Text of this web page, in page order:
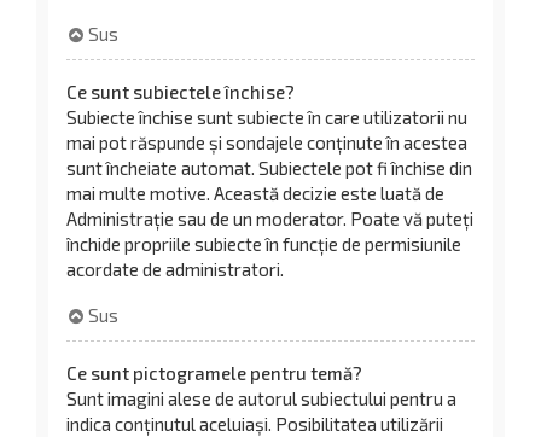
Sus
Ce sunt subiectele închise?
Subiecte închise sunt subiecte în care utilizatorii nu
mai pot răspunde și sondajele conținute în acestea
sunt încheiate automat. Subiectele pot fi închise din
mai multe motive. Această decizie este luată de
Administrație sau de un moderator. Poate vă puteți
închide propriile subiecte în funcție de permisiunile
acordate de administratori.
Sus
Ce sunt pictogramele pentru temă?
Sunt imagini alese de autorul subiectului pentru a
indica conținutul aceluiași. Posibilitatea utilizării